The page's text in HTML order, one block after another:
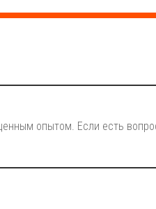
опытом. Если есть